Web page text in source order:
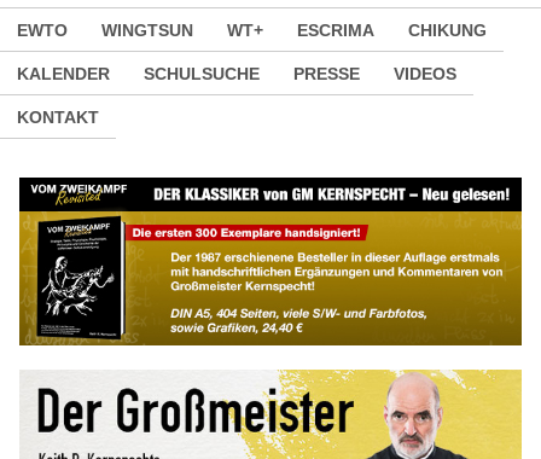
EWTO WINGTSUN WT+ ESCRIMA CHIKUNG
KALENDER SCHULSUCHE PRESSE VIDEOS
KONTAKT